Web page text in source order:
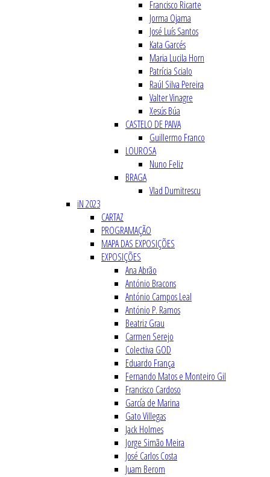
Francisco Ricarte
Jorma Ojama
José Luís Santos
Kata Garcés
Maria Lucila Horn
Patrícia Scialo
Raúl Silva Pereira
Valter Vinagre
Xesús Búa
CASTELO DE PAIVA
Guillermo Franco
LOUROSA
Nuno Feliz
BRAGA
Vlad Dumitrescu
iN 2023
CARTAZ
PROGRAMAÇÃO
MAPA DAS EXPOSIÇÕES
EXPOSIÇÕES
Ana Abrão
António Bracons
António Campos Leal
António P. Ramos
Beatriz Grau
Carmen Serejo
Colectiva GOD
Eduardo França
Fernando Matos e Monteiro Gil
Francisco Cardoso
García de Marina
Gato Villegas
Jack Holmes
Jorge Simão Meira
José Carlos Costa
Juam Berom